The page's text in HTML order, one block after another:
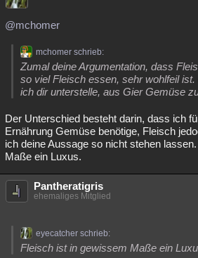
@mchomer
mchomer schrieb:
Zumal deine Argumentation, dass
so viel Fleisch essen, sehr wohlfeil
ich dir unterstelle, aus Gier Gemüse
Der Unterschied besteht darin, dass ich
Ernährung Gemüse benötige, Fleisch
ich deine Aussage so nicht stehen
Maße ein Luxus.
Pantheratigris
ehemaliges Mitglied
eyecatcher schrieb:
Fleisch ist in gewissem Maße ein